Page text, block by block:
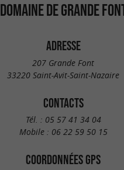
DOMAINE DE GRANDE
ADRESSE
207 Grande Font
33220 Saint-Avit-Saint-Nazaire
CONTACTS
Tél. : 05 57 41 34 04
Mobile : 06 22 59 50 15
COORDONNÉES GPS